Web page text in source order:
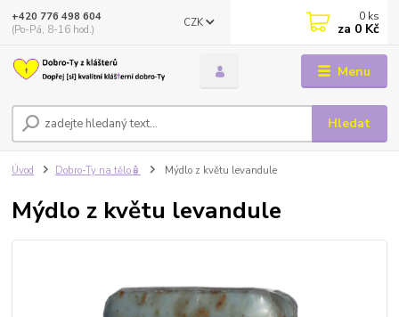
Menu
CZK
Hledat
+420 776 498 604
(Po-Pá, 8-16 hod.)
0 ks
za 0 Kč
Úvod Dobro-Ty na tělo🧴 Mýdlo z květu levandule
Mýdlo z květu levandule